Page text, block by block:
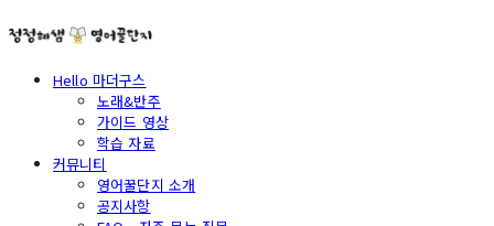
Hello 마더구스
노래&반주
가이드 영상
학습 자료
커뮤니티
영어꿀단지 소개
공지사항